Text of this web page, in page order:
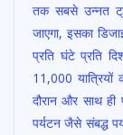
तक सबसे उन्नत
जाएगा, इसका
प्रति घंटे प्रति
11,000 यात्रियों
दौरान और साथ
पर्यटन जैसे संबद्ध